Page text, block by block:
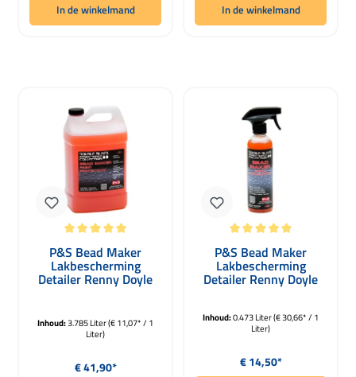
In de winkelmand In de winkelmand
P&S Bead Maker
Lakbescherming
Detailer Renny Doyle
3780ml
Inhoud:3.785 Liter(€ 11,07* / 1
Liter)
Normale prijs:
€ 41,90*
P&S Bead Maker
Lakbescherming
Detailer Renny Doyle
Inhoud:0.473 Liter(€ 30,66* / 1
Liter)
Normale prijs:
€ 14,50*